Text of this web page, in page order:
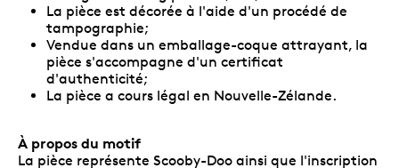
La pièce est décorée à l'aide d'un procédé de
tampographie;
Vendue dans un emballage-coque attrayant, la
pièce s'accompagne d'un certificat
d'authenticité;
La pièce a cours légal en Nouvelle-Zélande.
À propos du motif
La pièce représente Scooby-Doo ainsi que l'inscription